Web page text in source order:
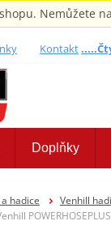
Nemůžete
Kontakt
Doplňky
hadice Venhill